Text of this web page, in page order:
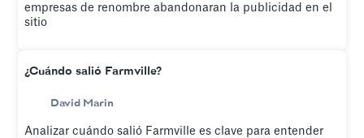
empresas de renombre abandonaran la publicidad en el
sitio
¿Cuándo salió Farmville?
David Marin
Analizar cuándo salió Farmville es clave para entender